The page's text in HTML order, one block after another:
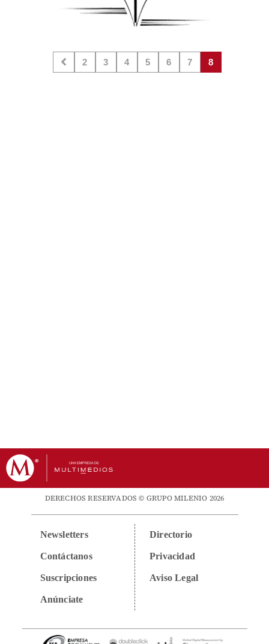
2 3 4 5 6 7 8
DERECHOS RESERVADOS © GRUPO MILENIO 2026
Newsletters
Contáctanos
Suscripciones
Anúnciate
Directorio
Privacidad
Aviso Legal